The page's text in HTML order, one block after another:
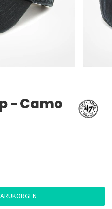
- Camo